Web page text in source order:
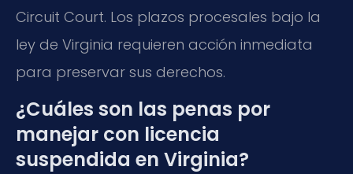
Circuit Court. Los plazos procesales bajo la
ley de Virginia requieren acción inmediata
para preservar sus derechos.
¿Cuáles son las penas por
manejar con licencia
suspendida en Virginia?